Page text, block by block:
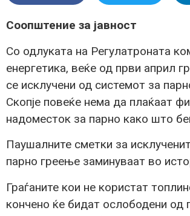
Соопштение за јавност
Со одлуката на Регулатроната
енергетика, веќе од први април
се исклучени од системот за
Скопје повеќе нема да плаќаат
надоместок за парно како што
Паушалните сметки за
парно греење заминуваат во
Граѓаните кои не користат
кончено ќе бидат ослободени од